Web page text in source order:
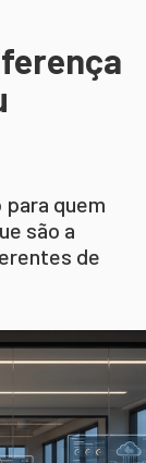
quem
são a
de